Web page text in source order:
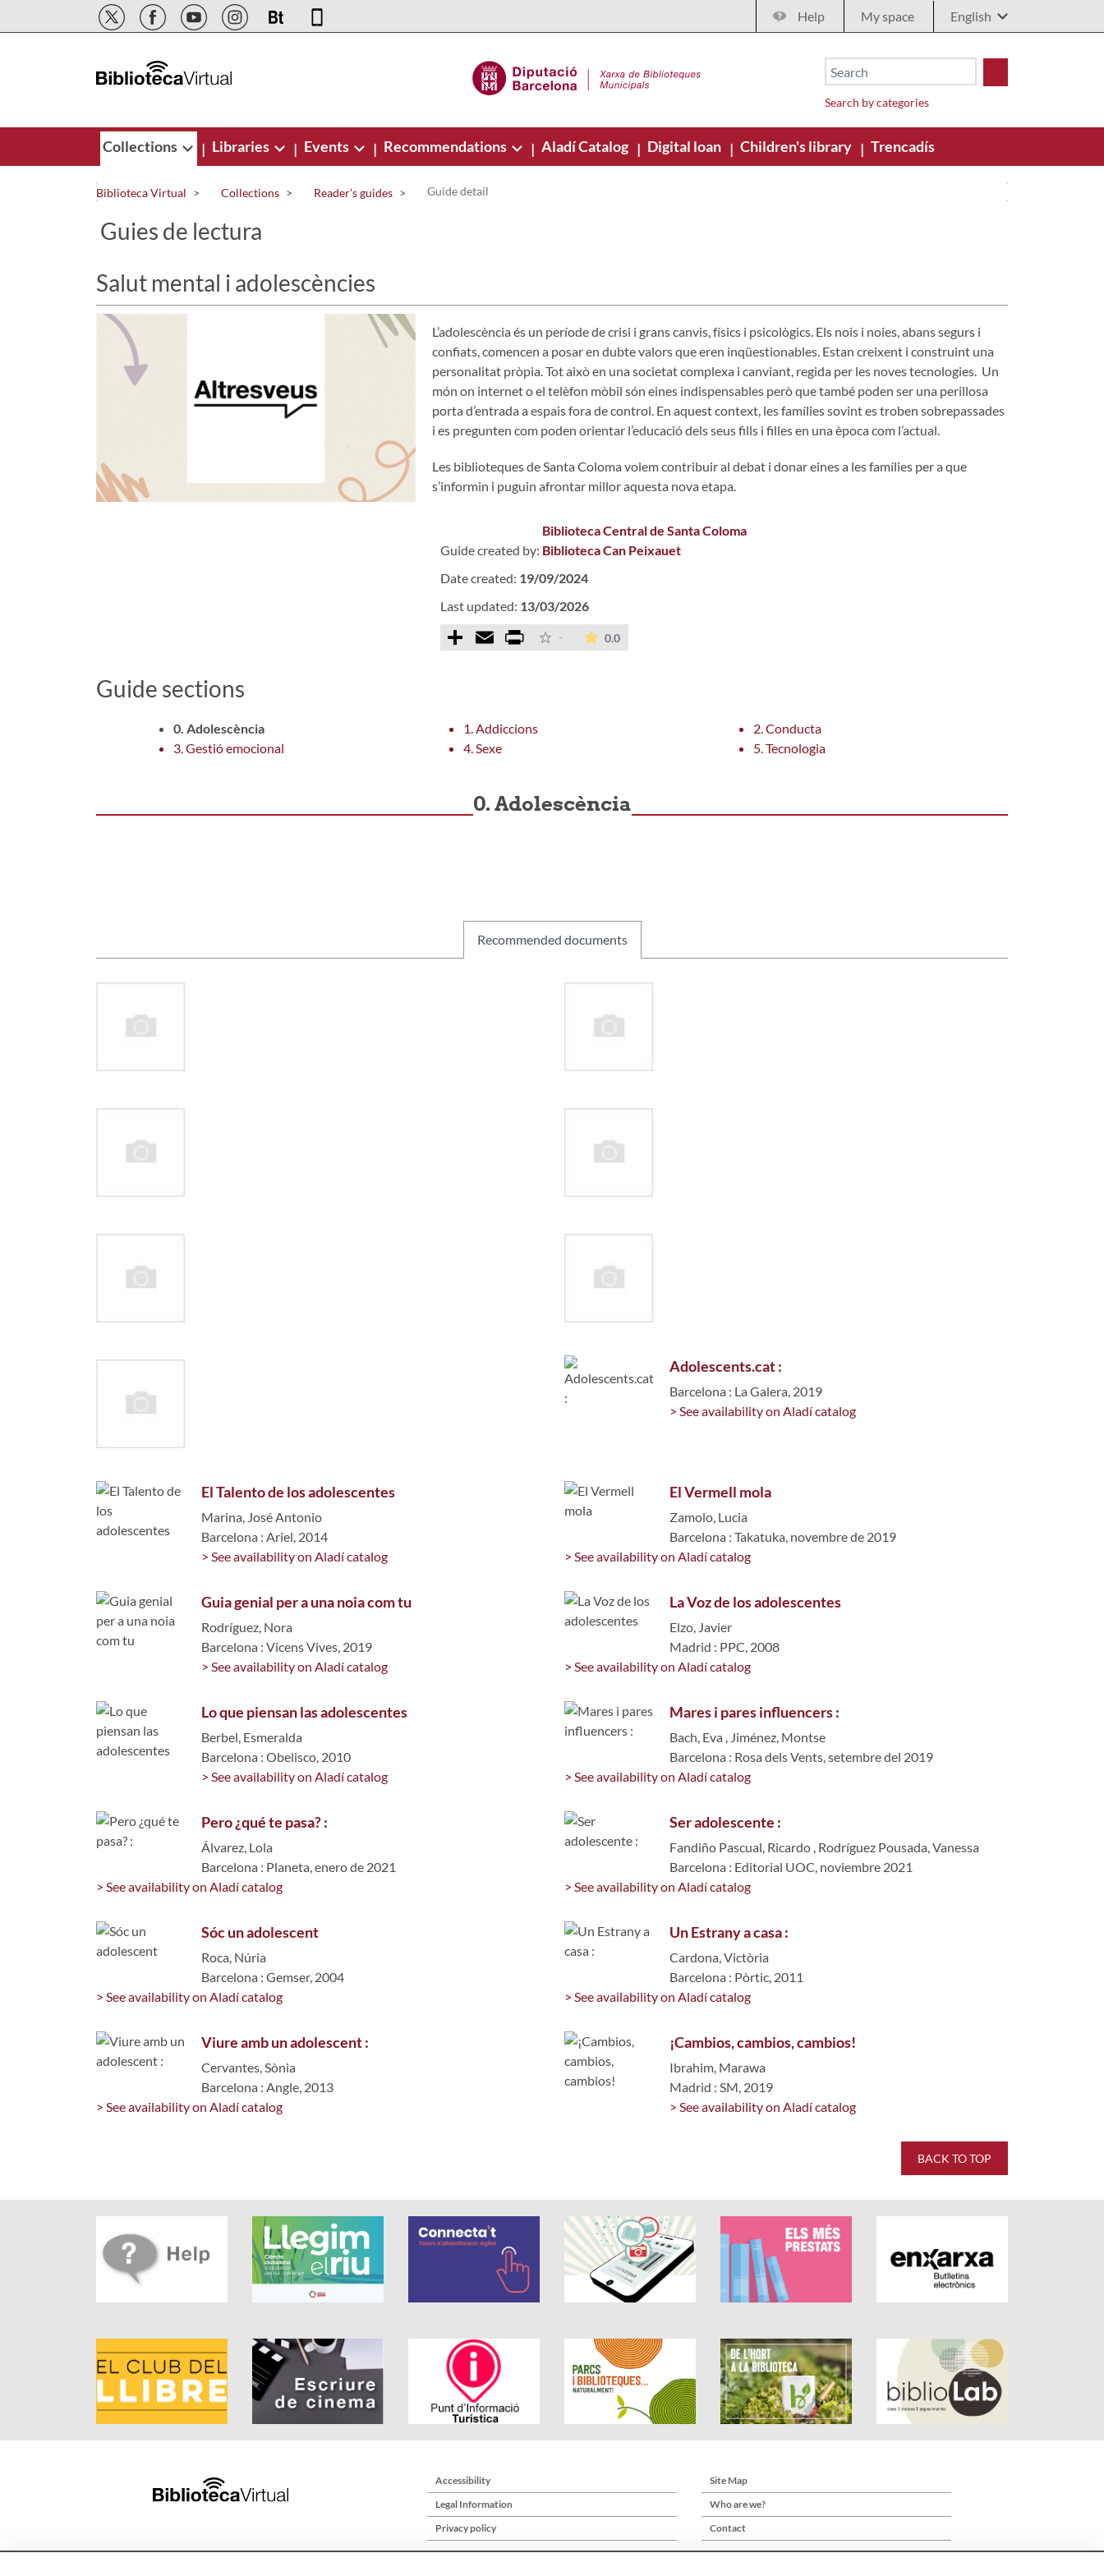
Skip to Main Content Help My space
Search by categories
Collections | Libraries | Events | Recommendations | Aladí Catalog | Digital loan | Children's library | Trencadís
Biblioteca Virtual Collections Reader’s guides Guide detail
Guies de lectura
Salut mental i adolescències
L’adolescència és un període de crisi i grans canvis, físics i psicològics. Els nois i noies, abans segurs i
confiats, comencen a posar en dubte valors que eren inqüestionables. Estan creixent i construint una
personalitat pròpia. Tot això en una societat complexa i canviant, regida per les noves tecnologies. Un
món on internet o el telèfon mòbil són eines indispensables però que també poden ser una perillosa
porta d’entrada a espais fora de control. En aquest context, les famílies sovint es troben sobrepassades
i es pregunten com poden orientar l’educació dels seus fills i filles en una època com l’actual.
Les biblioteques de Santa Coloma volem contribuir al debat i donar eines a les famílies per a que
s’informin i puguin afrontar millor aquesta nova etapa.
Guide created by:
Biblioteca Central de Santa Coloma
Biblioteca Can Peixauet
Date created: 19/09/2024
Last updated: 13/03/2026
Comparteix
Email Print - 0.0The average rating is 0 stars out of 5.
Guide sections
0. Adolescència 1. Addiccions
2. Conducta
3. Gestió emocional
4. Sexe 5. Tecnologia
0. Adolescència
Recommended documents
Adolescents.cat :
Barcelona : La Galera, 2019
> See availability on Aladí catalog
El Talento de los adolescentes
Marina, José Antonio
Barcelona : Ariel, 2014
> See availability on Aladí catalog
El Vermell mola
Zamolo, Lucia
Barcelona : Takatuka, novembre de 2019
> See availability on Aladí catalog
Guia genial per a una noia com tu
Rodríguez, Nora
Barcelona : Vicens Vives, 2019
> See availability on Aladí catalog
La Voz de los adolescentes
Elzo, Javier
Madrid : PPC, 2008
> See availability on Aladí catalog
Lo que piensan las adolescentes
Berbel, Esmeralda
Barcelona : Obelisco, 2010
> See availability on Aladí catalog
Mares i pares influencers :
Bach, Eva , Jiménez, Montse
Barcelona : Rosa dels Vents, setembre del 2019
> See availability on Aladí catalog
Pero ¿qué te pasa? :
Álvarez, Lola
Barcelona : Planeta, enero de 2021
> See availability on Aladí catalog
Ser adolescente :
Fandiño Pascual, Ricardo , Rodríguez Pousada, Vanessa
Barcelona : Editorial UOC, noviembre 2021
> See availability on Aladí catalog
Sóc un adolescent
Roca, Núria
Barcelona : Gemser, 2004
> See availability on Aladí catalog
Un Estrany a casa :
Cardona, Victòria
Barcelona : Pòrtic, 2011
> See availability on Aladí catalog
Viure amb un adolescent :
Cervantes, Sònia
Barcelona : Angle, 2013
> See availability on Aladí catalog
¡Cambios, cambios, cambios!
Ibrahim, Marawa
Madrid : SM, 2019
> See availability on Aladí catalog
BACK TO TOP
Accessibility
Legal Information
Privacy policy
Site Map
Who are we?
Contact